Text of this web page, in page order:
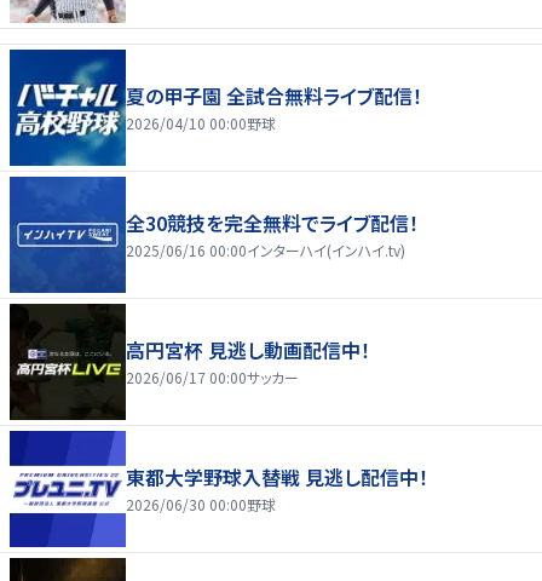
夏の甲子園 全試合無料ライブ配信！
2026/04/10 00:00野球
全30競技を完全無料でライブ配信！
2025/06/16 00:00インターハイ(インハイ.tv)
高円宮杯 見逃し動画配信中！
2026/06/17 00:00サッカー
東都大学野球入替戦 見逃し配信中！
2026/06/30 00:00野球